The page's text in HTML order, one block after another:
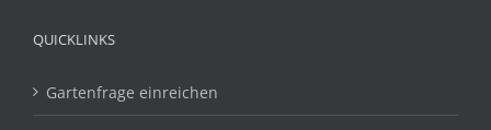
QUICKLINKS
Gartenfrage einreichen